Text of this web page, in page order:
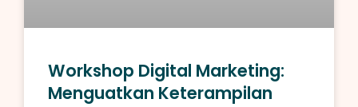
Workshop Digital Marketing:
Menguatkan Keterampilan